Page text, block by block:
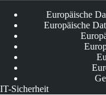
Europäische
Europäische
IT-Sicherheit